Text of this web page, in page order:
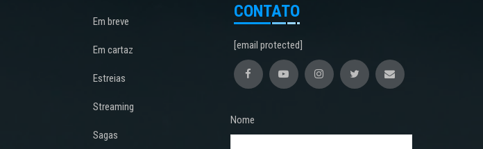
Em breve
Em cartaz
Estreias
Streaming
Sagas
CONTATO
[email protected]
Nome